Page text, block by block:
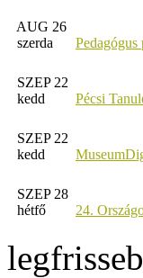
AUG 26
szerda
SZEP 22
kedd
Pécsi
SZEP 22
kedd
SZEP 28
hétfő
24.